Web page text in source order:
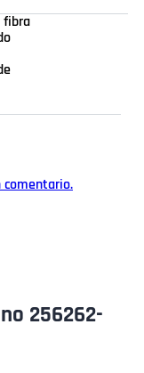
fibra
comentario.
256262-